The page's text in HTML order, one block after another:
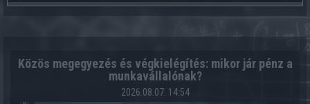
Közös megegyezés és végkielégítés: mikor jár pénz a
munkavállalónak?
2026.08.07. 14:54